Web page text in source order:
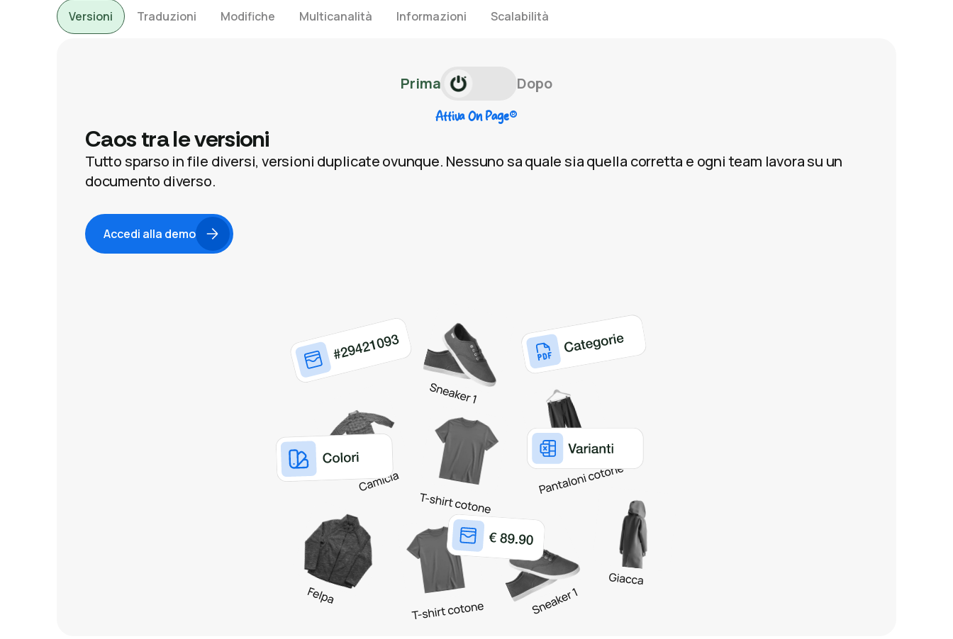
Versioni Traduzioni Modifiche Multicanalità Informazioni Scalabilità
Prima Dopo
Attiva On Page®
Caos tra le versioni
Tutto sparso in file diversi, versioni duplicate ovunque. Nessuno sa quale sia quella corretta e ogni team lavora su un
documento diverso.
Accedi alla demo